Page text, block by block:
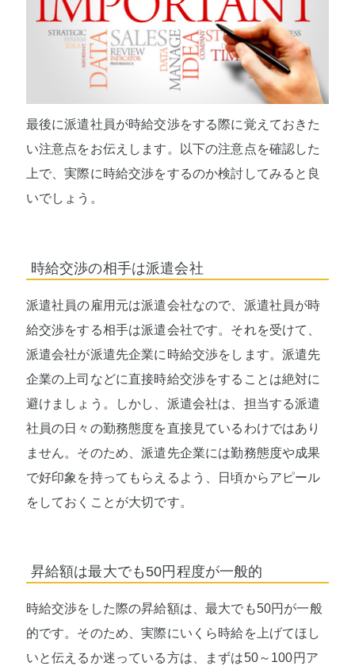
最後に派遣社員が時給交渉をする際に覚えておきた
い注意点をお伝えします。以下の注意点を確認した
上で、実際に時給交渉をするのか検討してみると良
いでしょう。
時給交渉の相手は派遣会社
派遣社員の雇用元は派遣会社なので、派遣社員が時
給交渉をする相手は派遣会社です。それを受けて、
派遣会社が派遣先企業に時給交渉をします。派遣先
企業の上司などに直接時給交渉をすることは絶対に
避けましょう。しかし、派遣会社は、担当する派遣
社員の日々の勤務態度を直接見ているわけではあり
ません。そのため、派遣先企業には勤務態度や成果
で好印象を持ってもらえるよう、日頃からアピール
をしておくことが大切です。
昇給額は最大でも50円程度が一般的
時給交渉をした際の昇給額は、最大でも50円が一般
的です。そのため、実際にいくら時給を上げてほし
いと伝えるか迷っている方は、まずは50～100円ア